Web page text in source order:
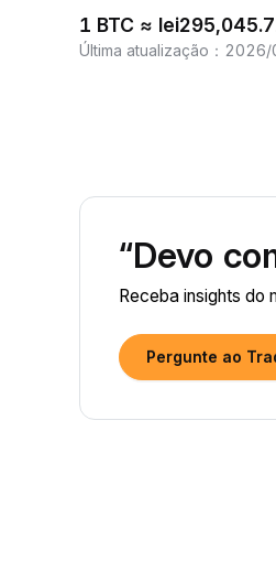
1 BTC ≈
Última atualização ： 2026/
“Devo
Receba insights do
Pergunte ao